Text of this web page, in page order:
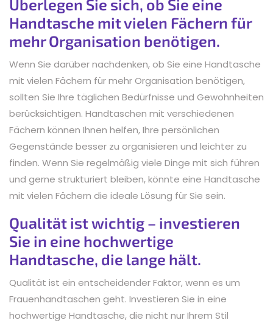
Überlegen Sie sich, ob Sie eine
Handtasche mit vielen Fächern für
mehr Organisation benötigen.
Wenn Sie darüber nachdenken, ob Sie eine Handtasche
mit vielen Fächern für mehr Organisation benötigen,
sollten Sie Ihre täglichen Bedürfnisse und Gewohnheiten
berücksichtigen. Handtaschen mit verschiedenen
Fächern können Ihnen helfen, Ihre persönlichen
Gegenstände besser zu organisieren und leichter zu
finden. Wenn Sie regelmäßig viele Dinge mit sich führen
und gerne strukturiert bleiben, könnte eine Handtasche
mit vielen Fächern die ideale Lösung für Sie sein.
Qualität ist wichtig – investieren
Sie in eine hochwertige
Handtasche, die lange hält.
Qualität ist ein entscheidender Faktor, wenn es um
Frauenhandtaschen geht. Investieren Sie in eine
hochwertige Handtasche, die nicht nur Ihrem Stil